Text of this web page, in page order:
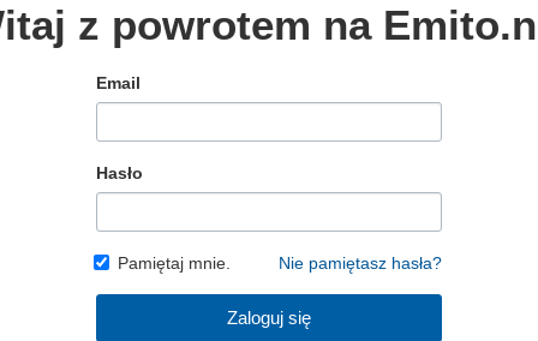
z powrotem na
Email
Hasło
Pamiętaj mnie. Nie pamiętasz hasła?
Zaloguj się